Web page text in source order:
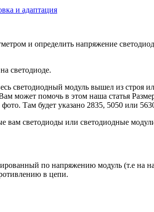
и адаптация
и определить напряжение
светодиоде.
светодиодный модуль вышел из строя
может помочь в этом наша статья
Там будет указано 2835, 5050 или
вам светодиоды или светодиодные
по напряжению модуль (т.е на
в цепи.